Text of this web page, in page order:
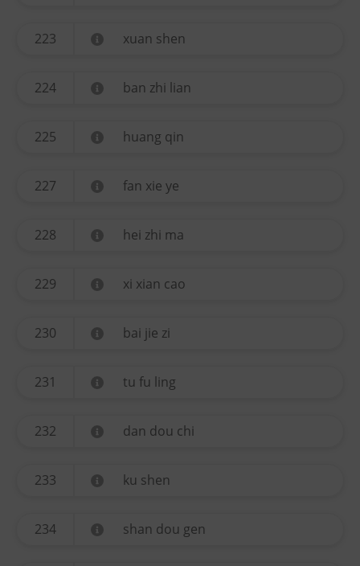
223 xuan shen
224 ban zhi lian
225 huang qin
227 fan xie ye
228 hei zhi ma
229 xi xian cao
230 bai jie zi
231 tu fu ling
232 dan dou chi
233 ku shen
234 shan dou gen